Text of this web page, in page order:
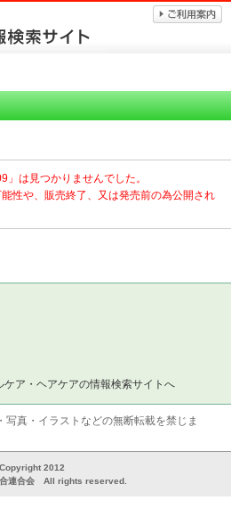
は見つかりませんでした。
性や、販売終了、又は発売前の為公開され
ア・ヘアケアの情報検索サイトへ
真・イラストなどの無断転載を禁じま
Copyright 2012
合連合会 All rights reserved.